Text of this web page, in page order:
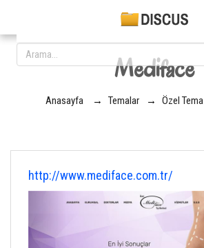
Mediface
Anasayfa → Temalar → Özel Tema
http://www.mediface.com.tr/